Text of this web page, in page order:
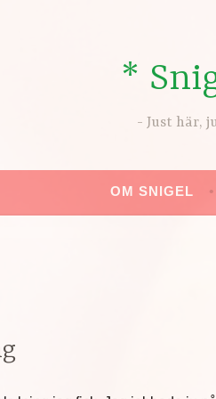
*
Just här,
OM SNIGEL